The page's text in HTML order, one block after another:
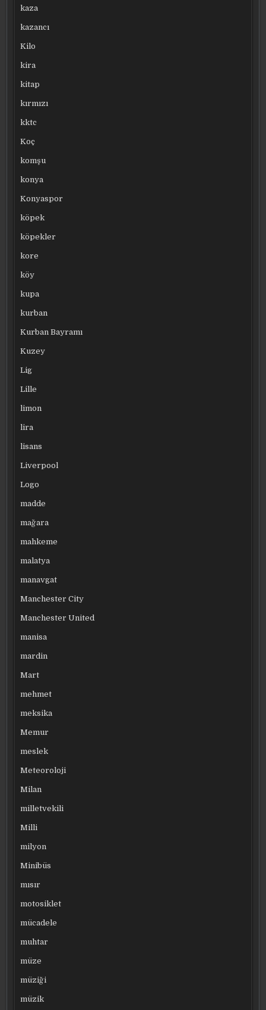
kaza
kazancı
Kilo
kira
kitap
kırmızı
kktc
Koç
komşu
konya
Konyaspor
köpek
köpekler
kore
köy
kupa
kurban
Kurban Bayramı
Kuzey
Lig
Lille
limon
lira
lisans
Liverpool
Logo
madde
mağara
mahkeme
malatya
manavgat
Manchester City
Manchester United
manisa
mardin
Mart
mehmet
meksika
Memur
meslek
Meteoroloji
Milan
milletvekili
Milli
milyon
Minibüs
mısır
motosiklet
mücadele
muhtar
müze
müziği
müzik